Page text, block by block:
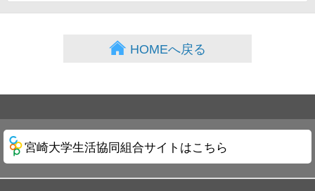
HOMEへ戻る
宮崎大学生活協同組合サイトはこちら